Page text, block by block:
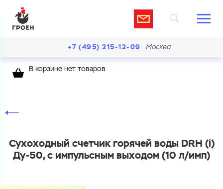
+7 (495) 215-12-09 Москва
В корзине нет товаров
Сухоходный счетчик горячей воды DRH (i)
Ду-50, с импульсным выходом (10 л/имп)